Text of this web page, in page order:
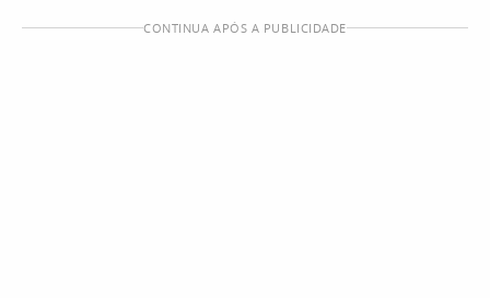
CONTINUA APÓS A PUBLICIDADE